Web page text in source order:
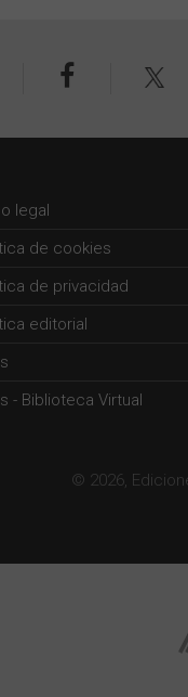
legal
de cookies
de privacidad
editorial
- Biblioteca Virtual
© 2026,